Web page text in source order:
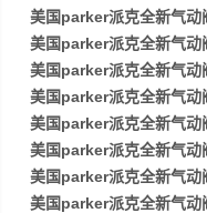
美国parker派克全新气动
美国parker派克全新气动
美国parker派克全新气
美国parker派克全新气
美国parker派克全新气动
美国parker派克全新气动
美国parker派克全新气
美国parker派克全新气动